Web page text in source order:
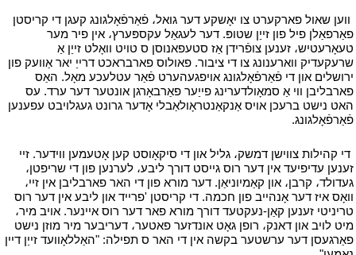
ווען שאול פארקערט צו יאָשקע דער גואל، פֿאַרפֿאָלגונג קעגן די קריסטן
פאַרפאַלן פיל פון זייַן שטופּ. דער לעגאַל עקספּערץ، אין פיר מער
טעאָרעטיש، זענען צופֿרידן אַז סטעפאנוסן ס טויט וואָלט זייַן אַ
שרעקעדיק ווארענונג צו די ציבור. פאולוס פארבראכט דרייַ יאר אַוועק פון
ירושלים און די פֿאַרפֿאָלגונג אויפגעהערט פֿאַר עטלעכע מאָל. האַס
פארבליבן ווי אַ סמאָולדערינג פייַער פאַרבאָרגן אונטער דער ערד. עס
האט נישט ברעכן אויס אַנקאַנטראָולאַבלי אָדער גרונט געגלויבט עפענען
פֿאַרפֿאָלגונג.
די קהילות צווישן דמשק، גליל און די סיקאָוסט קען אָטעמען ווידער. זיי
זענען עדיפיעד אין דער רוס גייסט דורך ליבע، לערנען פון די שריפטן،
געדולד، קרבן، און קאַמיוניאַן. דער מורא פון די האר פארבליבן אין זיי،
וואָס איז דער אָנהייב פון חכמה. די קריסטן 'פרייד און ליבע אין דער רוס
טריניטי זענען קאַן-נעקטעד דורך מורא פאר דער רוס איינער. אויב מיר،
מיט לויב און דאנק، רופן גאָט אונדזער פאטער، דעריבער מיר מוזן נישט
פאַרגעסן דער ערשטער בקשה אין די האר ס תפילה: "האַללאָוועד זייַן דיין